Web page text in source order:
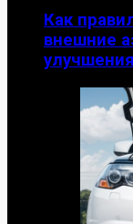
Как
внешние